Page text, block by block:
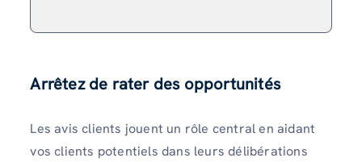
Arrêtez de rater des opportunités
Les avis clients jouent un rôle central en aidant
vos clients potentiels dans leurs délibérations